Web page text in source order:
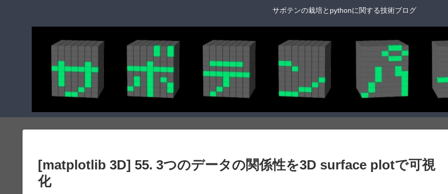
サボテンの栽培とpythonに関する技術ブログ
[matplotlib 3D] 55. 3つのデータの関係性を3D surface plotで可視
化